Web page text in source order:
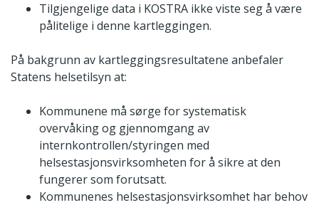
Tilgjengelige data i KOSTRA ikke viste seg å være
pålitelige i denne kartleggingen.
På bakgrunn av kartleggingsresultatene anbefaler
Statens helsetilsyn at:
Kommunene må sørge for systematisk
overvåking og gjennomgang av
internkontrollen/styringen med
helsestasjonsvirksomheten for å sikre at den
fungerer som forutsatt.
Kommunenes helsestasjonsvirksomhet har behov